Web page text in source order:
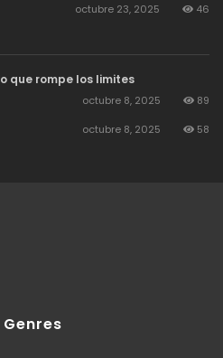
octubre 23, 2025 46
que rompe los limites
octubre 8, 2025 89
octubre 8, 2025 58